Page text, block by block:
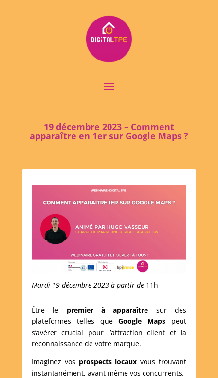
19 décembre 2023 – Comment
apparaître en 1er sur Google Maps ?
Mardi 19 décembre 2023 à partir de 11h
Être le premier à apparaître sur des
plateformes telles queGoogle Maps peut
s’avérer crucial pour l’attraction client et la
reconnaissance de votre marque.
Imaginez vos prospects locaux vous trouvant
instantanément, avant même vos concurrents.